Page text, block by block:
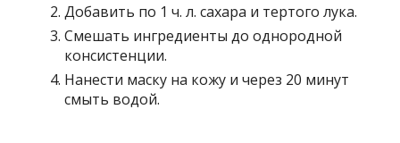
Добавить по 1 ч. л. сахара и тертого лука.
Смешать ингредиенты до однородной
консистенции.
Нанести маску на кожу и через 20 минут
смыть водой.